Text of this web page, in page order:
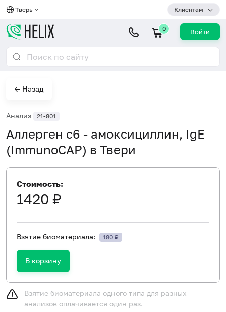
Тверь Клиентам
0 Войти
← Назад
Анализ 21-801
Аллерген c6 - амоксициллин, IgE
(ImmunoCAP) в Твери
Стоимость:
1420 ₽
Взятие биоматериала: 180 ₽
В корзину
Взятие биоматериала одного типа для разных
анализов оплачивается один раз.